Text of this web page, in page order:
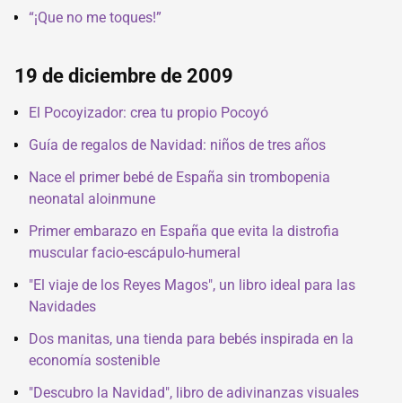
“¡Que no me toques!”
19 de diciembre de 2009
El Pocoyizador: crea tu propio Pocoyó
Guía de regalos de Navidad: niños de tres años
Nace el primer bebé de España sin trombopenia
neonatal aloinmune
Primer embarazo en España que evita la distrofia
muscular facio-escápulo-humeral
"El viaje de los Reyes Magos", un libro ideal para las
Navidades
Dos manitas, una tienda para bebés inspirada en la
economía sostenible
"Descubro la Navidad", libro de adivinanzas visuales